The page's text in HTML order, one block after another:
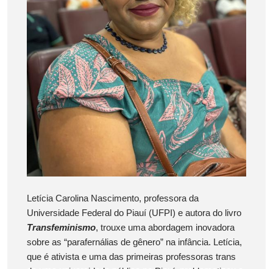
Letícia Carolina Nascimento, professora da
Universidade Federal do Piauí (UFPI) e autora do livro
Transfeminismo, trouxe uma abordagem inovadora
sobre as “parafernálias de gênero” na infância. Letícia,
que é ativista e uma das primeiras professoras trans